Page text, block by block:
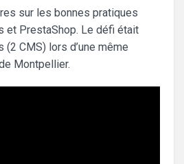
sur les bonnes pratiques
et PrestaShop. Le défi était
(2 CMS) lors d’une même
Montpellier.